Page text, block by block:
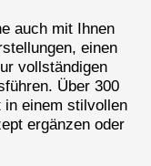
auch mit Ihnen
einen
vollständigen
Über 300
einem stilvollen
ergänzen oder